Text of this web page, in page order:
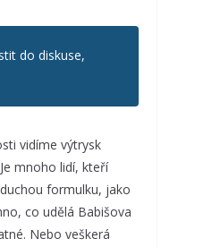
do diskuse,
vidíme výtrysk
mnoho lidí, kteří
formulku, jako
co udělá Babišova
Nebo veškerá